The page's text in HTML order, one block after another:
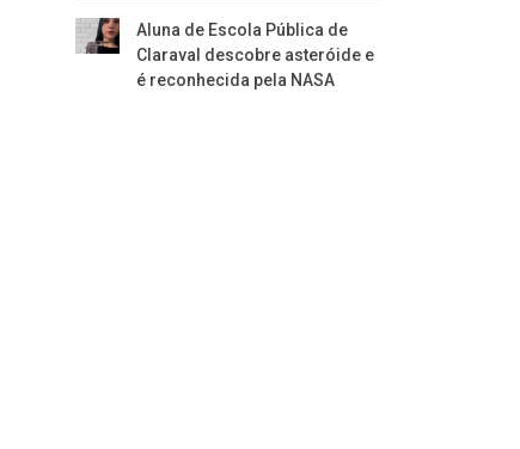
Aluna de Escola Pública de
Claraval descobre asteróide e
é reconhecida pela NASA